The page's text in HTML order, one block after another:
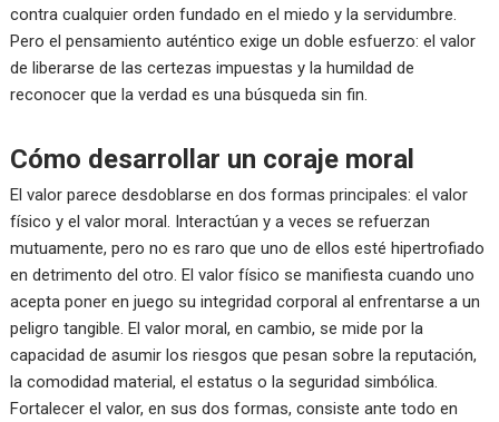
contra cualquier orden fundado en el miedo y la servidumbre.
Pero el pensamiento auténtico exige un doble esfuerzo: el valor
de liberarse de las certezas impuestas y la humildad de
reconocer que la verdad es una búsqueda sin fin.
Cómo desarrollar un coraje moral
El valor parece desdoblarse en dos formas principales: el valor
físico y el valor moral. Interactúan y a veces se refuerzan
mutuamente, pero no es raro que uno de ellos esté hipertrofiado
en detrimento del otro. El valor físico se manifiesta cuando uno
acepta poner en juego su integridad corporal al enfrentarse a un
peligro tangible. El valor moral, en cambio, se mide por la
capacidad de asumir los riesgos que pesan sobre la reputación,
la comodidad material, el estatus o la seguridad simbólica.
Fortalecer el valor, en sus dos formas, consiste ante todo en